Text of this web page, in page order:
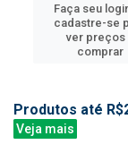
Faça seu
cadastre-se
ver preços
comprar
Produtos até
Veja mais